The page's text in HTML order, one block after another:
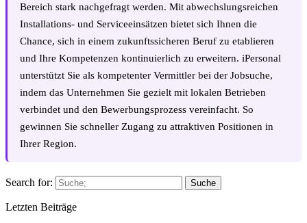
Bereich stark nachgefragt werden. Mit abwechslungsreichen
Installations- und Serviceeinsätzen bietet sich Ihnen die
Chance, sich in einem zukunftssicheren Beruf zu etablieren
und Ihre Kompetenzen kontinuierlich zu erweitern. iPersonal
unterstützt Sie als kompetenter Vermittler bei der Jobsuche,
indem das Unternehmen Sie gezielt mit lokalen Betrieben
verbindet und den Bewerbungsprozess vereinfacht. So
gewinnen Sie schneller Zugang zu attraktiven Positionen in
Ihrer Region.
Search for: Suche
Letzten Beiträge